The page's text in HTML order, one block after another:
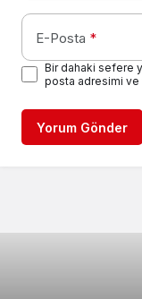
E-Posta *
Bir dahaki sefere
posta adresimi ve
Yorum Gönder